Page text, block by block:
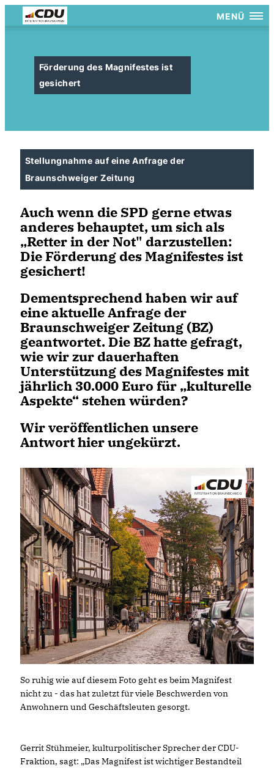
MENÜ
Förderung des Magnifestes ist
gesichert
Stellungnahme auf eine Anfrage der
Braunschweiger Zeitung
Auch wenn die SPD gerne etwas
anderes behauptet, um sich als
Retter in der Not" darzustellen:
Die Förderung des Magnifestes ist
gesichert!
Dementsprechend haben wir auf
eine aktuelle Anfrage der
Braunschweiger Zeitung (BZ)
geantwortet. Die BZ hatte gefragt,
wie wir zur dauerhaften
Unterstützung des Magnifestes mit
jährlich 30.000 Euro für „kulturelle
Aspekte“ stehen würden?
Wir veröffentlichen unsere
Antwort hier ungekürzt.
So ruhig wie auf diesem Foto geht es beim Magnifest
nicht zu - das hat zuletzt für viele Beschwerden von
Anwohnern und Geschäftsleuten gesorgt.
Gerrit Stühmeier, kulturpolitischer Sprecher der CDU-
Fraktion, sagt: „Das Magnifest ist wichtiger Bestandteil